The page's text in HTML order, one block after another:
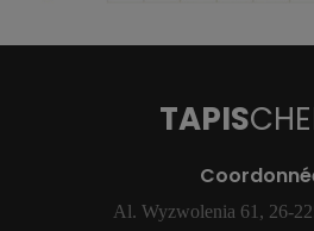
TAPIS
Al. Wyzwolenia 61, 26-